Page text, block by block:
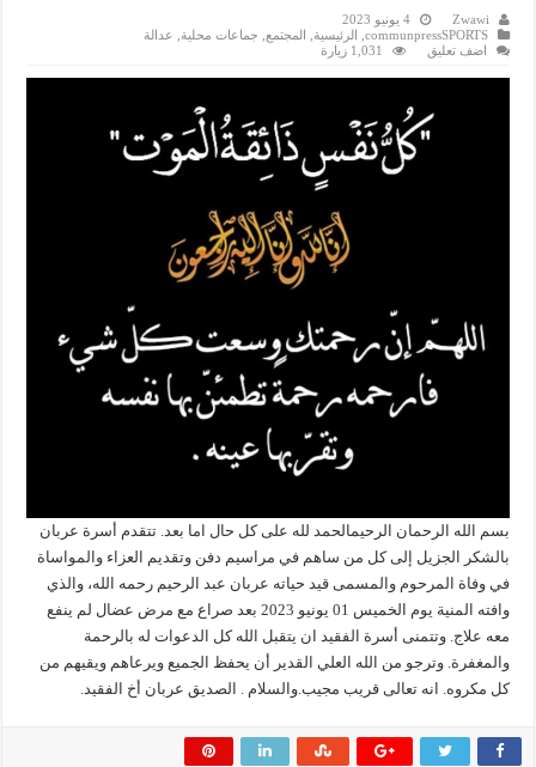
Zwawi
4 يونيو 2023
communpressSPORTS الرئيسية المجتمع جماعات محلية
عدالة
اضف تعليق
1,031 زيارة
بسم الله الرحمان الرحيمالحمد لله على كل حال اما بعد. تتقدم أسرة عربان
بالشكر الجزيل إلى كل من ساهم في مراسيم دفن وتقديم العزاء والمواساة
في وفاة المرحوم والمسمى قيد حياته عربان عبد الرحيم رحمه الله، والذي
وافته المنية يوم الخميس 01 يونيو 2023 بعد صراع مع مرض عضال لم ينفع
معه علاج. وتتمنى أسرة الفقيد ان يتقبل الله كل الدعوات له بالرحمة
والمغفرة. وترجو من الله العلي القدير أن يحفظ الجميع ويرعاهم ويقيهم من
كل مكروه. انه تعالى قريب مجيب.والسلام . الصديق عربان أخ الفقيد.